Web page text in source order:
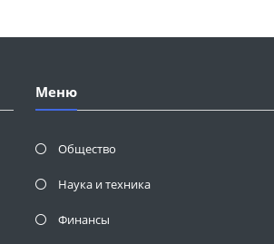
Меню
Общество
Наука и техника
Финансы